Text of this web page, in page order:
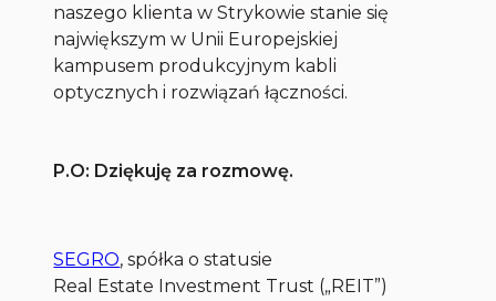
naszego klienta w Strykowie stanie się
największym w Unii Europejskiej
kampusem produkcyjnym kabli
optycznych i rozwiązań łączności.
P.O: Dziękuję za rozmowę.
SEGRO, spółka o statusie
Real Estate Investment Trust („REIT”)